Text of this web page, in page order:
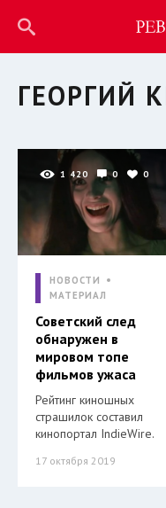
ГЕОРГИЙ
1 420 0 0
НОВОСТИ
МАТЕРИАЛ
Советский след
обнаружен в
мировом топе
фильмов ужаса
Рейтинг киношных
страшилок составил
кинопортал IndieWire.
17 октября 2019